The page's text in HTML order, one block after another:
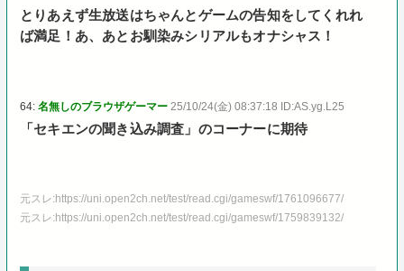
とりあえず生放送はちゃんとゲームの告知をしてくれれ
ば満足！あ、あとお馴染みシリアルもオナシャス！
64:名無しのブラウザゲーマー 25/10/24(金) 08:37:18 ID:AS.yg.L25
「セキエンの聞き込み調査」のコーナーに期待
元スレ:https://uni.open2ch.net/test/read.cgi/gameswf/1761096677/
元スレ:https://uni.open2ch.net/test/read.cgi/gameswf/1759839132/